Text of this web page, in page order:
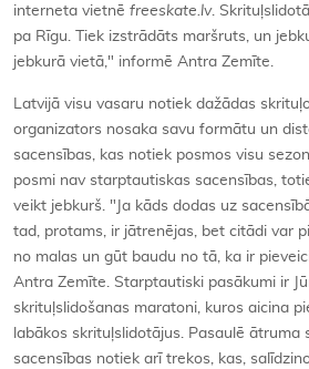
interneta vietnē freeskate.lv.
pa Rīgu. Tiek izstrādāts maršruts, un
jebkurā vietā," informē Antra Zemīte.
Latvijā visu vasaru notiek dažādas
organizators nosaka savu formātu un
sacensības, kas notiek posmos visu
posmi nav starptautiskas sacensības,
veikt jebkurš. "Ja kāds dodas uz
tad, protams, ir jātrenējas, bet citādi var
no malas un gūt baudu no tā, ka ir
Antra Zemīte. Starptautiski pasākumi ir
skrituļslidošanas maratoni, kuros aicina
labākos skrituļslidotājus. Pasaulē ātruma
sacensības notiek arī trekos, kas,